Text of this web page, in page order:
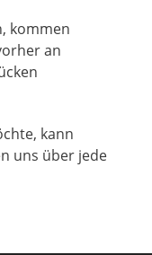
kommen
an
kann
uns über jede